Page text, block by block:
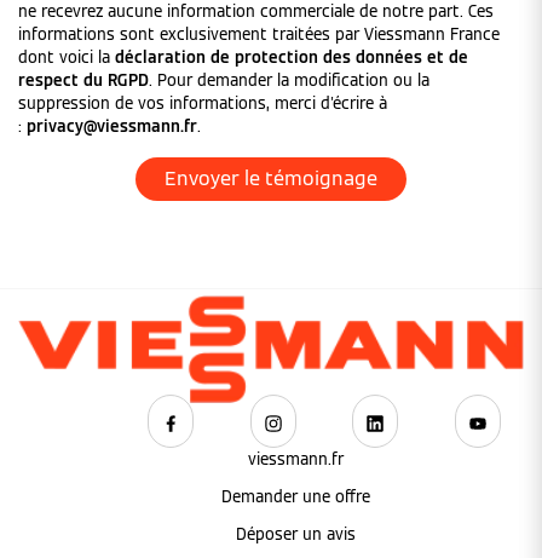
ne recevrez aucune information commerciale de notre part. Ces
informations sont exclusivement traitées par Viessmann France
dont voici la déclaration de protection des données et de
respect du RGPD. Pour demander la modification ou la
suppression de vos informations, merci d'écrire à
: privacy@viessmann.fr.
viessmann.fr
Demander une offre
Déposer un avis